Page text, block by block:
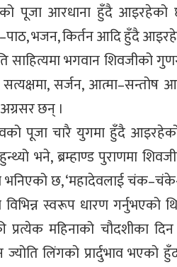
पूजा आरधाना हुँदै आइरहेको
भजन, किर्तन आदि हुँदै
साहित्यमा भगवान शिवजीको
सत्यक्षमा, सर्जन,
छन् ।
पूजा चारै युगमा हुँदै
भने, ब्रम्हाण्ड पुराणमा
भनिएको छ, ‘महादेवलाई
स्वरूप धारण गर्नुभएको
महिनाको चौदशीका
लिंगको प्रार्दुभाव भएको